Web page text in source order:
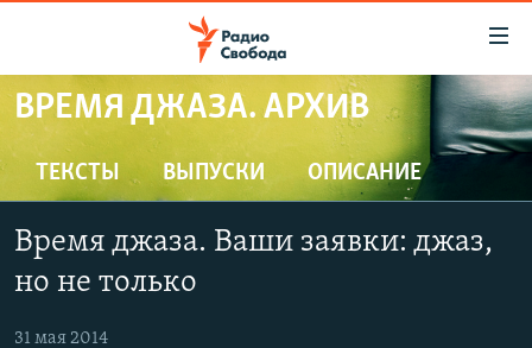
упрощенного
доступа
Вернуться
к
основному
содержанию
Вернутся
ПРОГРАММЫ
ПОДКАСТЫ
ЦИТАТЫ СВОБОДЫ
МНЕНИЯ
КУЛЬТУРА
ВРЕМЯ ДЖАЗА. АРХИВ
ТЕКСТЫ ВЫПУСКИ ОПИСАНИЕ
Время джаза. Ваши заявки: джаз,
но не только
31 мая 2014